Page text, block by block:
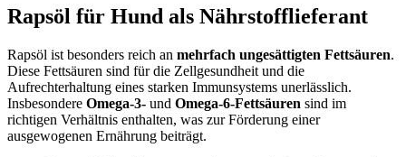
Rapsöl für Hund als Nährstofflieferant
Rapsöl ist besonders reich an mehrfach ungesättigten Fettsäuren.
Diese Fettsäuren sind für die Zellgesundheit und die
Aufrechterhaltung eines starken Immunsystems unerlässlich.
Insbesondere Omega-3- und Omega-6-Fettsäuren sind im
richtigen Verhältnis enthalten, was zur Förderung einer
ausgewogenen Ernährung beiträgt.